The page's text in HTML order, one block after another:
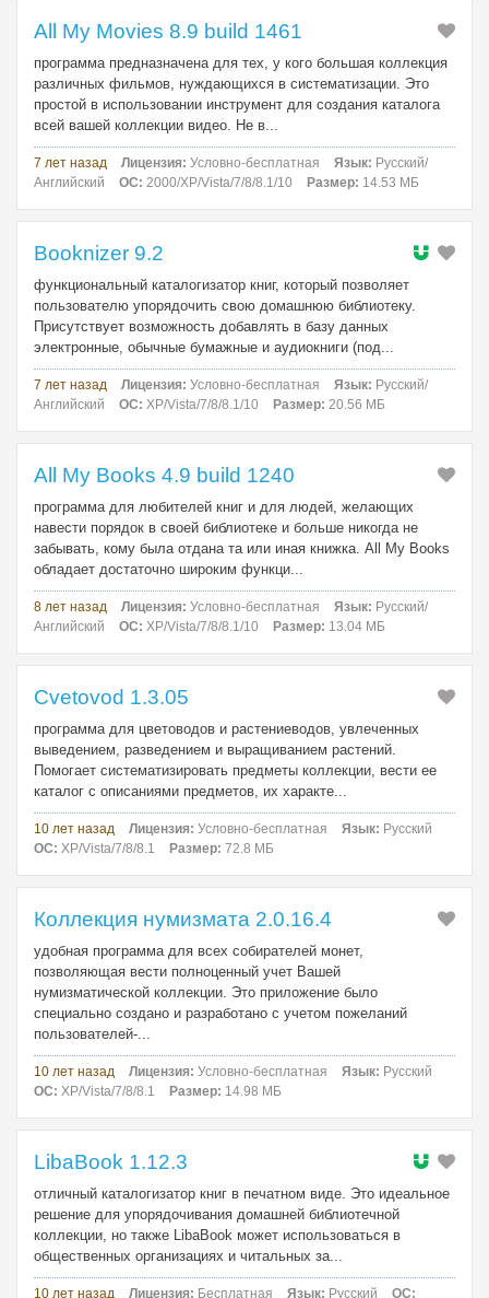
All My Movies 8.9 build 1461
программа предназначена для тех, у кого большая коллекция
различных фильмов, нуждающихся в систематизации. Это
простой в использовании инструмент для создания каталога
всей вашей коллекции видео. Не в...
7 лет назад Лицензия: Условно-бесплатная Язык: Русский/
Английский
ОС: 2000/XP/Vista/7/8/8.1/10 Размер: 14.53 МБ
Booknizer 9.2
функциональный каталогизатор книг, который позволяет
пользователю упорядочить свою домашнюю библиотеку.
Присутствует возможность добавлять в базу данных
электронные, обычные бумажные и аудиокниги (под...
7 лет назад Лицензия: Условно-бесплатная Язык: Русский/
Английский
ОС: XP/Vista/7/8/8.1/10 Размер: 20.56 МБ
All My Books 4.9 build 1240
программа для любителей книг и для людей, желающих
навести порядок в своей библиотеке и больше никогда не
забывать, кому была отдана та или иная книжка. All My Books
обладает достаточно широким функци...
8 лет назад Лицензия: Условно-бесплатная Язык: Русский/
Английский
ОС: XP/Vista/7/8/8.1/10 Размер: 13.04 МБ
Cvetovod 1.3.05
программа для цветоводов и растениеводов, увлеченных
выведением, разведением и выращиванием растений.
Помогает систематизировать предметы коллекции, вести ее
каталог с описаниями предметов, их характе...
10 лет назад Лицензия: Условно-бесплатная Язык: Русский
ОС: XP/Vista/7/8/8.1 Размер: 72.8 МБ
Коллекция нумизмата 2.0.16.4
удобная программа для всех собирателей монет,
позволяющая вести полноценный учет Вашей
нумизматической коллекции. Это приложение было
специально создано и разработано с учетом пожеланий
пользователей-...
10 лет назад Лицензия: Условно-бесплатная Язык: Русский
ОС: XP/Vista/7/8/8.1 Размер: 14.98 МБ
LibaBook 1.12.3
отличный каталогизатор книг в печатном виде. Это идеальное
решение для упорядочивания домашней библиотечной
коллекции, но также LibaBook может использоваться в
общественных организациях и читальных за...
10 лет назад Лицензия: Бесплатная Язык: Русский ОС: